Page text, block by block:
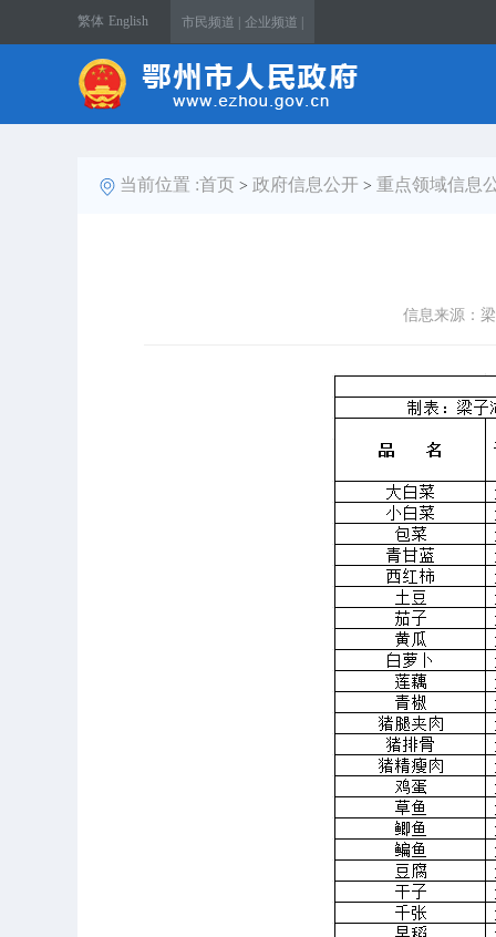
繁体 English 市民频道 | 企业频道 |
当前位置 :首页 > 政府信息公开 > 重点领域信息
信息来源：